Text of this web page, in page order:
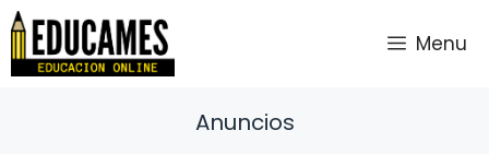
Saltar
contenido
Menu
Anuncios